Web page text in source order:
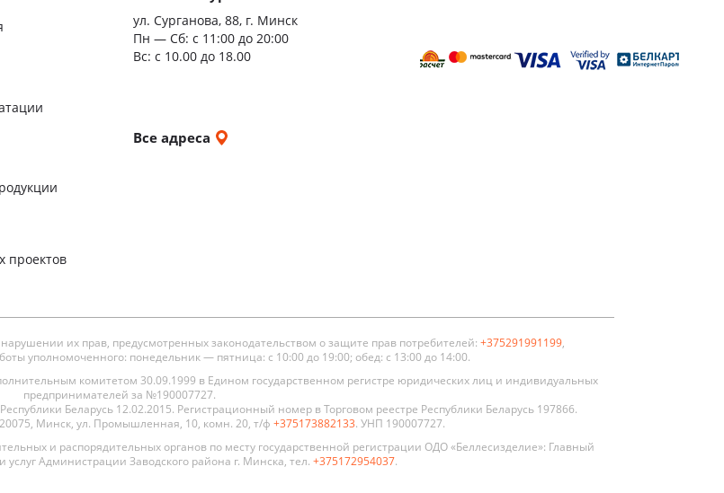
проектов
ул. Сурганова, 88, г. Минск
Пн — Сб: с 11:00 до 20:00
Вс: с 10.00 до 18.00
Все адреса
их прав, предусмотренных законодательством о защите прав потребителей: +375291991199,
уполномоченного: понедельник — пятница: с 10:00 до 19:00; обед: с 13:00 до 14:00.
комитетом 30.09.1999 в Едином государственном регистре юридических лиц и индивидуальных
предпринимателей за №190007727.
Беларусь 12.02.2015. Регистрационный номер в Торговом реестре Республики Беларусь 197866.
Минск, ул. Промышленная, 10, комн. 20, т/ф +375173882133. УНП 190007727.
и распорядительных органов по месту государственной регистрации ОДО «Беллесизделие»: Главный
услуг Администрации Заводского района г. Минска, тел. +375172954037.